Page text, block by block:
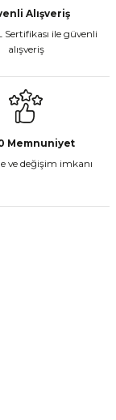
Alışveriş
Sertifikası ile güvenli
alışveriş
Memnuniyet
ve değişim imkanı